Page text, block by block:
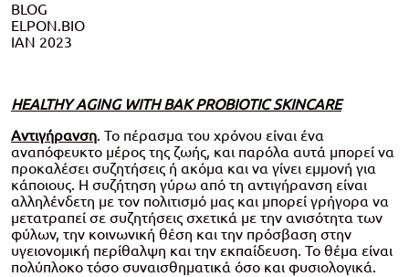
BLOG
ΙΑΝ 2023
HEALTHY AGING WITH BAK PROBIOTIC SKINCARE
Αντιγήρανση. Το πέρασμα του χρόνου είναι ένα
αναπόφευκτο μέρος της ζωής, και παρόλα αυτά μπορεί να
προκαλέσει συζητήσεις ή ακόμα και να γίνει εμμονή για
κάποιους. Η συζήτηση γύρω από τη αντιγήρανση είναι
αλληλένδετη με τον πολιτισμό μας και μπορεί γρήγορα να
μετατραπεί σε συζητήσεις σχετικά με την ανισότητα των
φύλων, την κοινωνική θέση και την πρόσβαση στην
υγειονομική περίθαλψη και την εκπαίδευση. Το θέμα είναι
πολύπλοκο τόσο συναισθηματικά όσο και φυσιολογικά.